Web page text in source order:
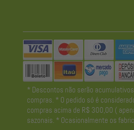
* Descontos não serão
compras. * O pedido só é
compras acima de R$ 300,00 (
sazonais. * Ocasionalmente os